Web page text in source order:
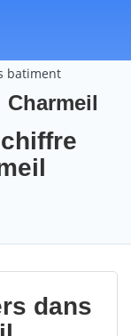
batiment
dans